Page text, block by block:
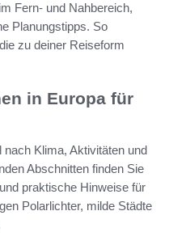
Fern- und Nahbereich,
Planungstipps. So
zu deiner Reiseform
in Europa für
Klima, Aktivitäten und
Abschnitten finden Sie
praktische Hinweise für
Polarlichter, milde Städte